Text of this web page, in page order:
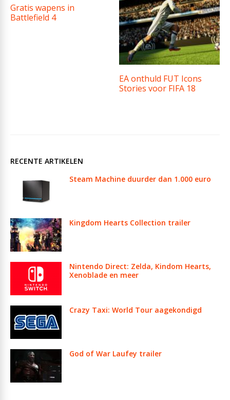
Gratis wapens in
Battlefield 4
EA onthuld FUT Icons
Stories voor FIFA 18
RECENTE ARTIKELEN
Steam Machine duurder dan 1.000 euro
Kingdom Hearts Collection trailer
Nintendo Direct: Zelda, Kindom Hearts,
Xenoblade en meer
Crazy Taxi: World Tour aagekondigd
God of War Laufey trailer